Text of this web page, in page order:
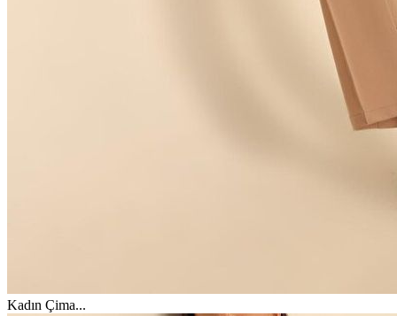
Kadın Çima...